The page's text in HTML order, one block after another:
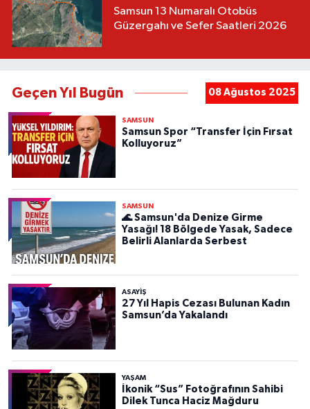
Samsun 13 Numaralı Otobüs
Güzergahı ve Sefer Saatleri 2026
Geçen Yıl Bugün 08 Ağustos 2025
SAMSUN
Samsun Spor “Transfer İçin Fırsat
Kolluyoruz”
SAMSUN
🌊 Samsun'da Denize Girme
Yasağı! 18 Bölgede Yasak, Sadece
Belirli Alanlarda Serbest
ASAYIŞ
27 Yıl Hapis Cezası Bulunan Kadın
Samsun’da Yakalandı
YAŞAM
İkonik “Sus” Fotoğrafının Sahibi
Dilek Tunca Haciz Mağduru